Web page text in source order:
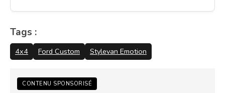
Tags :
4x4 Ford Custom Stylevan Emotion
CONTENU SPONSORISÉ